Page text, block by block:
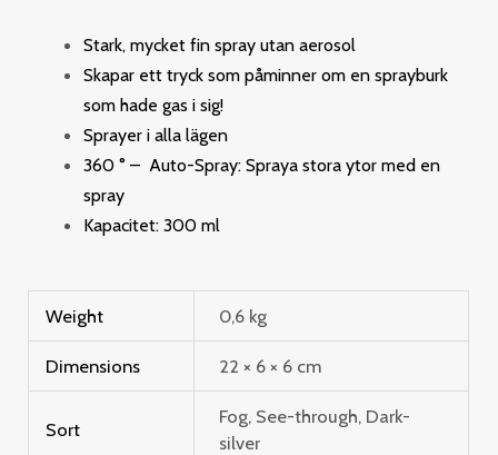
Stark, mycket fin spray utan aerosol
Skapar ett tryck som påminner om en sprayburk
som hade gas i sig!
Sprayer i alla lägen
360 ° – Auto-Spray: Spraya stora ytor med en
spray
Kapacitet: 300 ml
Weight 0,6 kg
Dimensions 22 × 6 × 6 cm
Sort
Fog, See-through, Dark-
silver